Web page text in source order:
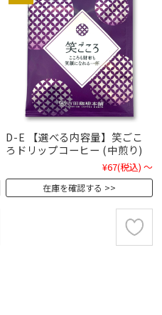
D-E 【選べる内容量】笑ごこ
ろドリップコーヒー (中煎り)
¥67(税込) ～
在庫を確認する